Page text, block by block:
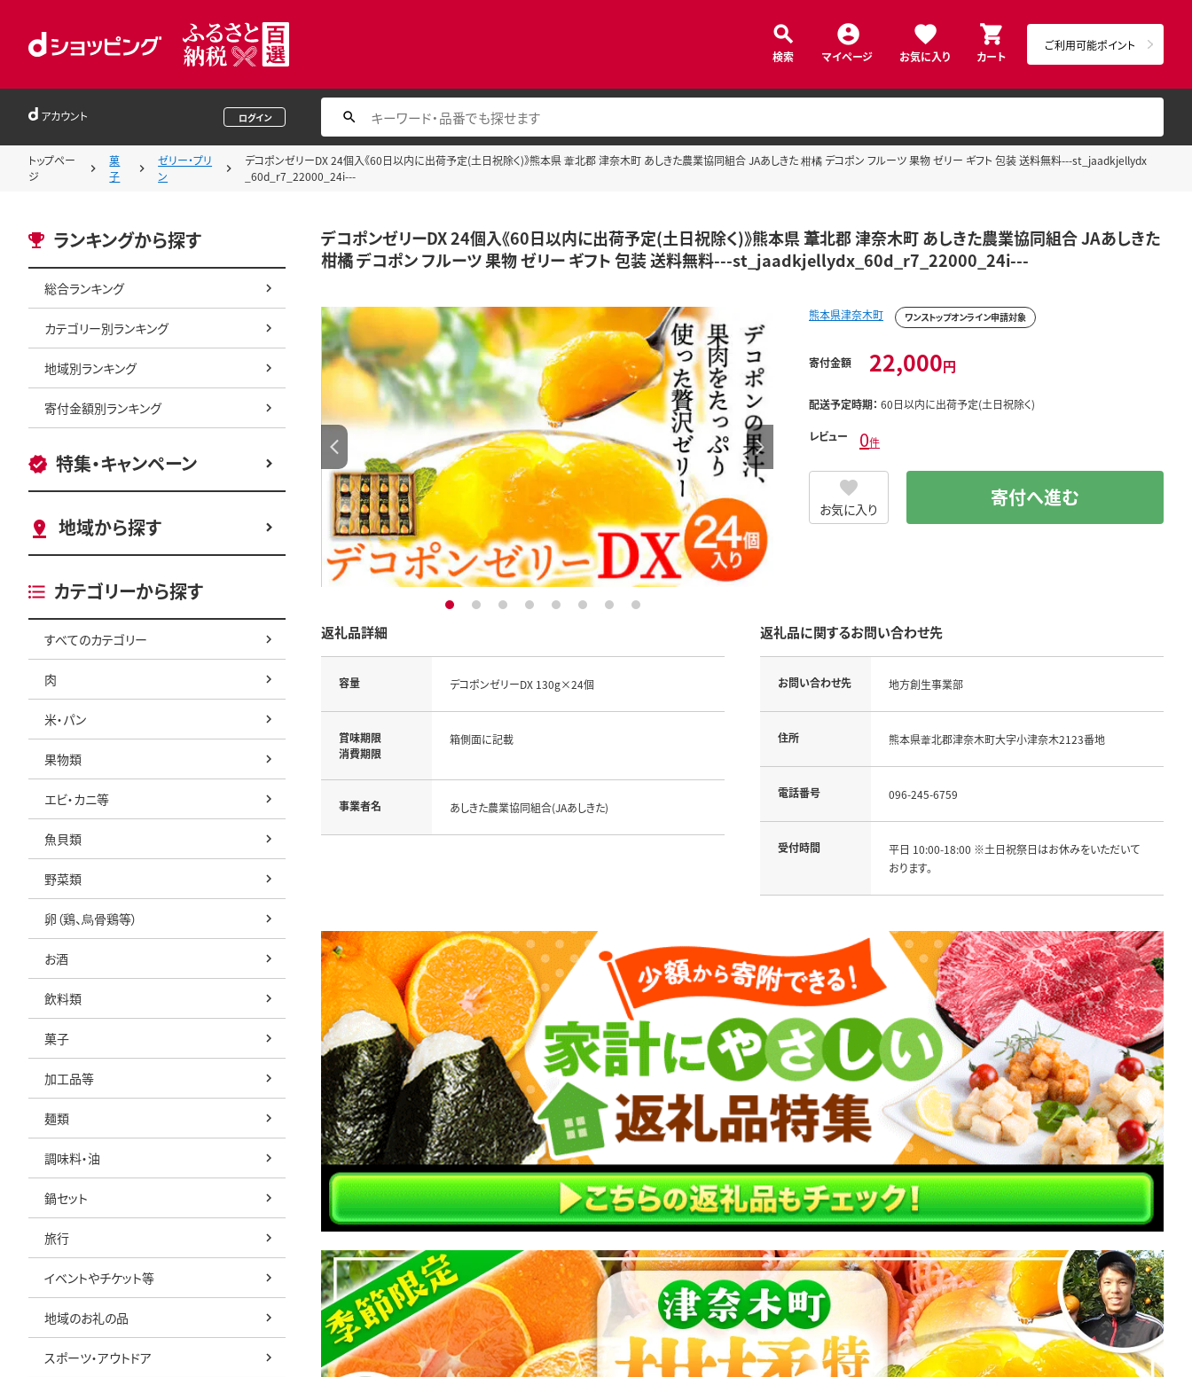
検索 マイページ お気に入り カート
ご利用可能ポイント
アカウント ログイン
トップペー
ジ
菓
子
ゼリー・プリ
ン
デコポンゼリーDX 24個入《60日以内に出荷予定(土日祝除く)》熊本県 葦北郡 津奈木町 あしきた農業協同組合 JAあしきた 柑橘 デコポン フルーツ 果物 ゼリー ギフト 包装 送料無料---st_jaadkjellydx
_60d_r7_22000_24i---
ランキングから探す
総合ランキング
カテゴリー別ランキング
地域別ランキング
寄付金額別ランキング
特集・キャンペーン
地域から探す
カテゴリーから探す
すべてのカテゴリー
肉
米・パン
果物類
エビ・カニ等
魚貝類
野菜類
卵（鶏、烏骨鶏等）
お酒
飲料類
菓子
加工品等
麺類
調味料・油
鍋セット
旅行
イベントやチケット等
地域のお礼の品
スポーツ・アウトドア
デコポンゼリーDX 24個入《60日以内に出荷予定(土日祝除く)》熊本県 葦北郡 津奈木町 あしきた農業協同組合 JAあしきた
柑橘 デコポン フルーツ 果物 ゼリー ギフト 包装 送料無料---st_jaadkjellydx_60d_r7_22000_24i---
1 2 3 4 5 6 7 8
熊本県津奈木町 ワンストップオンライン申請対象
寄付金額 22,000円
配送予定時期： 60日以内に出荷予定(土日祝除く)
レビュー 0件
お気に入り 寄付へ進む
返礼品詳細
容量 デコポンゼリーDX 130g×24個
賞味期限
消費期限
箱側面に記載
事業者名 あしきた農業協同組合(JAあしきた)
返礼品に関するお問い合わせ先
お問い合わせ先 地方創生事業部
住所 熊本県葦北郡津奈木町大字小津奈木2123番地
電話番号 096-245-6759
受付時間
平日 10:00-18:00 ※土日祝祭日はお休みをいただいて
おります。